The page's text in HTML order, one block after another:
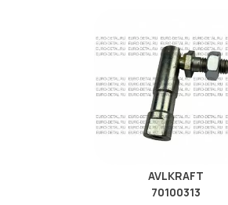
AVLKRAFT
70100313